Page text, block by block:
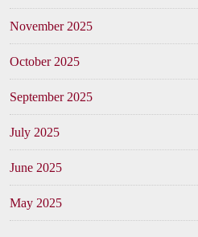
November 2025
October 2025
September 2025
July 2025
June 2025
May 2025